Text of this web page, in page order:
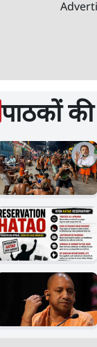
पाठकों